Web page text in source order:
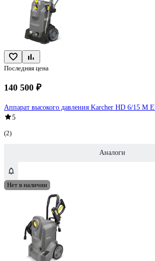
Последняя цена
140 500 ₽
Аппарат высокого давления Karcher HD 6/15 M
5
(2)
Аналоги
Нет в наличии